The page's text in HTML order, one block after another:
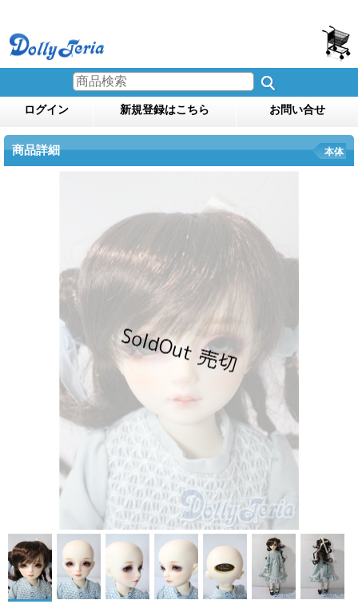
ログイン 新規登録はこちら お問い合せ
商品詳細 本体